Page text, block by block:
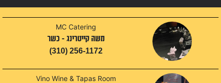
MC Catering
משה קייטרינג - כשר
(310) 256-1172
Vino Wine & Tapas Room